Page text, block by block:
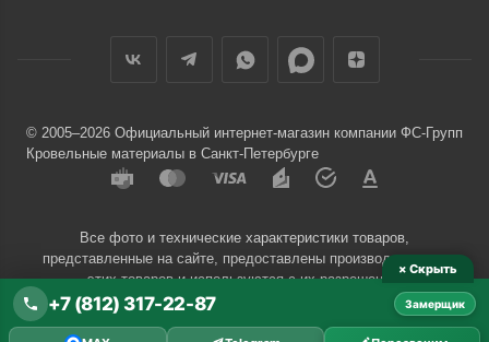
© 2005–2026 Официальный интернет-магазин компании ФС-Групп
Кровельные материалы в Санкт-Петербурге
Все фото и технические характеристики товаров,
представленные на сайте, предоставлены производителями
этих товаров и используются с их разрешения.
× Скрыть
+7 (812) 317-22-87 Замерщик